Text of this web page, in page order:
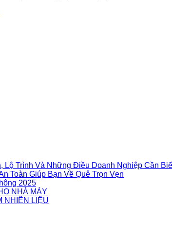
Lộ Trình Và Những Điều Doanh Nghiệp Cần
Toàn Giúp Bạn Về Quê Trọn Vẹn
2025
NHÀ MÁY
NHIÊN LIỆU